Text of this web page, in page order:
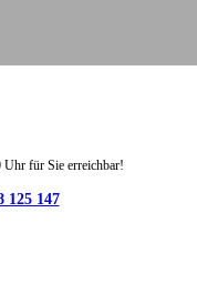
Uhr für Sie erreichbar!
125 147